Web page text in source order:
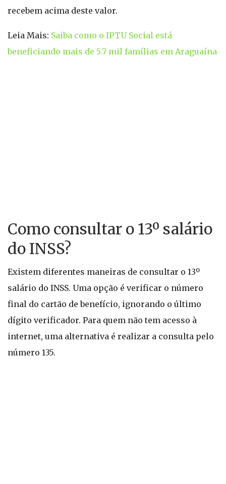
recebem acima deste valor.
Leia Mais: Saiba como o IPTU Social está
beneficiando mais de 5.7 mil famílias em Araguaína
Como consultar o 13º salário
do INSS?
Existem diferentes maneiras de consultar o 13º
salário do INSS. Uma opção é verificar o número
final do cartão de benefício, ignorando o último
dígito verificador. Para quem não tem acesso à
internet, uma alternativa é realizar a consulta pelo
número 135.